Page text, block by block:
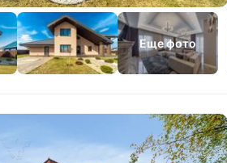
Еще фото